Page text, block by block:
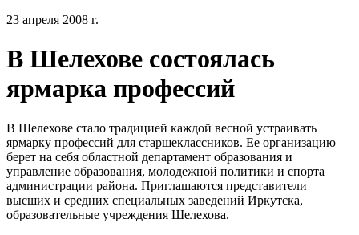
23 апреля 2008 г.
В Шелехове состоялась
ярмарка профессий
В Шелехове стало традицией каждой весной устраивать
ярмарку профессий для старшеклассников. Ее организацию
берет на себя областной департамент образования и
управление образования, молодежной политики и спорта
администрации района. Приглашаются представители
высших и средних специальных заведений Иркутска,
образовательные учреждения Шелехова.